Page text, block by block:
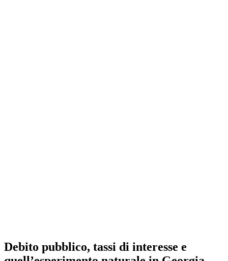
Debito pubblico, tassi di interesse e